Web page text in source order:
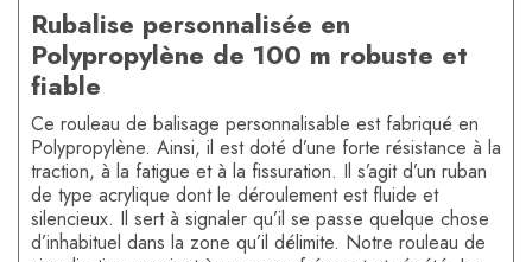
Rubalise personnalisée en
Polypropylène de 100 m robuste et
fiable
Ce rouleau de balisage personnalisable est fabriqué en
Polypropylène. Ainsi, il est doté d’une forte résistance à la
traction, à la fatigue et à la fissuration. Il s’agit d’un ruban
de type acrylique dont le déroulement est fluide et
silencieux. Il sert à signaler qu’il se passe quelque chose
d’inhabituel dans la zone qu’il délimite. Notre rouleau de